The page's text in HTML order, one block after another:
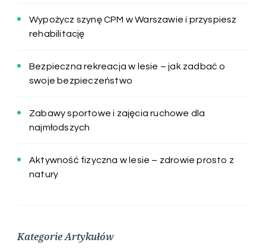
Wypożycz szynę CPM w Warszawie i przyspiesz
rehabilitację
Bezpieczna rekreacja w lesie – jak zadbać o
swoje bezpieczeństwo
Zabawy sportowe i zajęcia ruchowe dla
najmłodszych
Aktywność fizyczna w lesie – zdrowie prosto z
natury
Kategorie Artykułów